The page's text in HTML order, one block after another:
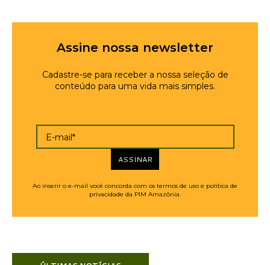
Assine nossa newsletter
Cadastre-se para receber a nossa seleção de
conteúdo para uma vida mais simples.
E-mail*
ASSINAR
Ao inserir o e-mail você concorda com os termos de uso e política de
privacidade da PIM Amazônia.